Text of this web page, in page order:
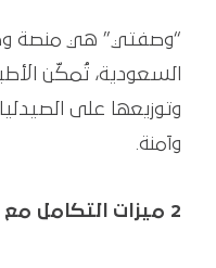
“وصفتي” هي منصة
السعودية، تُمكّن
وتوزيعها على
وآمنة.
2 ميزات التكامل مع جولب